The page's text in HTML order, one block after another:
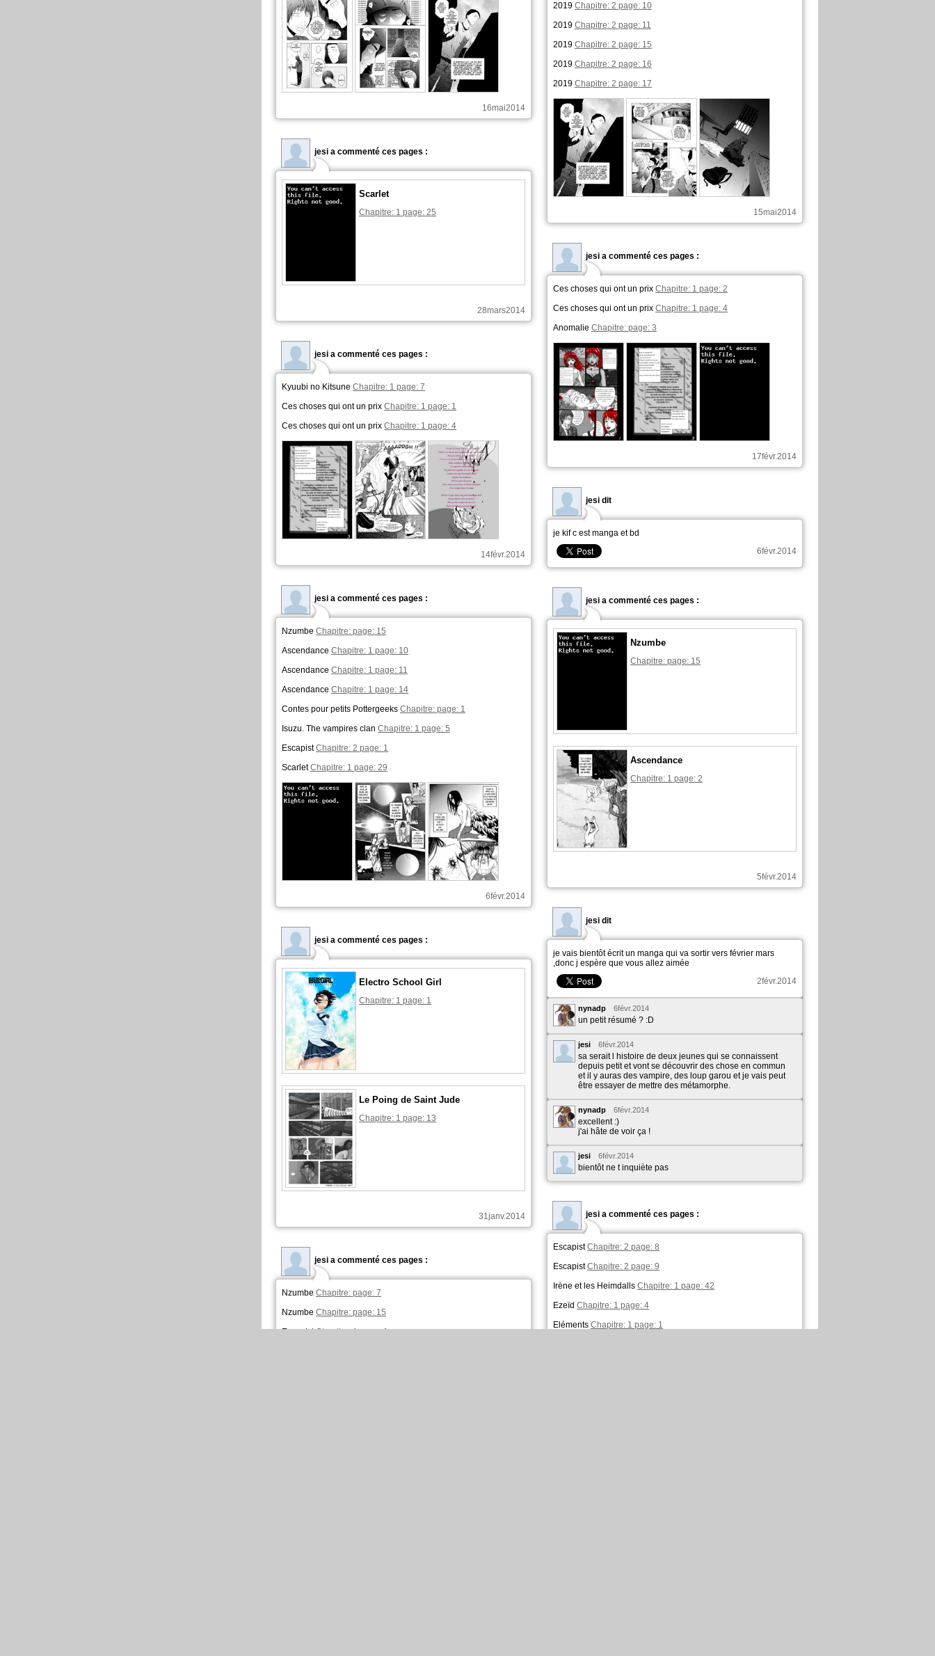
16mai2014
2019 Chapitre: 2 page: 10
2019 Chapitre: 2 page: 11
2019 Chapitre: 2 page: 15
2019 Chapitre: 2 page: 16
2019 Chapitre: 2 page: 17
15mai2014
jesi a commenté ces pages :
Scarlet
Chapitre: 1 page: 25
28mars2014
jesi a commenté ces pages :
Ces choses qui ont un prix Chapitre: 1 page: 2
Ces choses qui ont un prix Chapitre: 1 page: 4
Anomalie Chapitre: page: 3
17févr.2014
jesi a commenté ces pages :
Kyuubi no Kitsune Chapitre: 1 page: 7
Ces choses qui ont un prix Chapitre: 1 page: 1
Ces choses qui ont un prix Chapitre: 1 page: 4
14févr.2014
jesi dit
je kif c est manga et bd
6févr.2014
jesi a commenté ces pages :
Nzumbe Chapitre: page: 15
Ascendance Chapitre: 1 page: 10
Ascendance Chapitre: 1 page: 11
Ascendance Chapitre: 1 page: 14
Contes pour petits Pottergeeks Chapitre: page: 1
Isuzu. The vampires clan Chapitre: 1 page: 5
EscapistChapitre: 2 page: 1
ScarletChapitre: 1 page: 29
6févr.2014
jesi a commenté ces pages :
Nzumbe
Chapitre: page: 15
Ascendance
Chapitre: 1 page: 2
5févr.2014
jesi dit
je vais bientôt écrit un manga qui va sortir vers février mars
,donc j espère que vous allez aimée
2févr.2014
nynadp 6févr.2014
un petit résumé ? :D
jesi 6févr.2014
sa serait l histoire de deux jeunes qui se connaissent
depuis petit et vont se découvrir des chose en commun
et il y auras des vampire, des loup garou et je vais peut
être essayer de mettre des métamorphe.
nynadp 6févr.2014
excellent :)
j'ai hâte de voir ça !
jesi 6févr.2014
bientôt ne t inquiète pas
jesi a commenté ces pages :
Electro School Girl
Chapitre: 1 page: 1
Le Poing de Saint Jude
Chapitre: 1 page: 13
31janv.2014 jesi a commenté ces pages :
EscapistChapitre: 2 page: 8
EscapistChapitre: 2 page: 9
Irène et les Heimdalls Chapitre: 1 page: 42
Ezeïd Chapitre: 1 page: 4
Eléments Chapitre: 1 page: 1
jesi a commenté ces pages :
Nzumbe Chapitre: page: 7
Nzumbe Chapitre: page: 15
EscapistChapitre: 1 page: 1